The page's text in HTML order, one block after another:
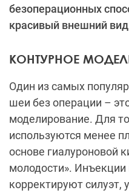
безоперационных
красивый внешний
КОНТУРНОЕ
Один из самых
шеи без операции –
моделирование. Для
используются менее
основе гиалуроновой
молодости». Инъекции
корректируют